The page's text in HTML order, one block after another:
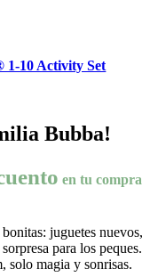
10 Activity Set
Bubba!
en tu compra
juguetes nuevos,
para los peques.
solo magia y sonrisas.